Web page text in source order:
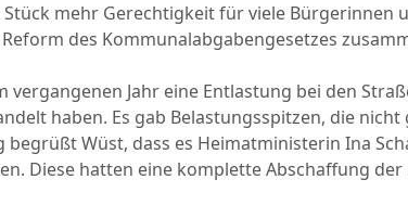
mehr Gerechtigkeit für viele
des Kommunalabgabengesetzes
Jahr eine Entlastung bei den
haben. Es gab Belastungsspitzen, die
Wüst, dass es Heimatministerin Ina
Diese hatten eine komplette Abschaffung